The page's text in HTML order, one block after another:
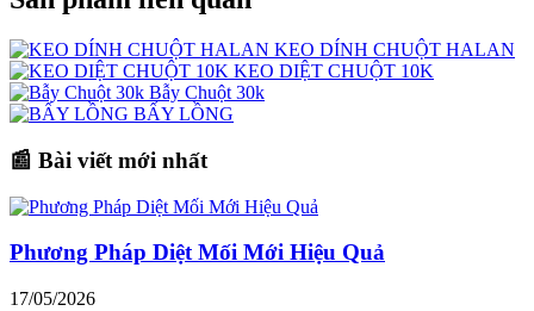
KEO DÍNH CHUỘT HALAN
KEO DIỆT CHUỘT 10K
Bẫy Chuột 30k
BẤY LỒNG
📰 Bài viết mới nhất
Phương Pháp Diệt Mối Mới Hiệu Quả
17/05/2026